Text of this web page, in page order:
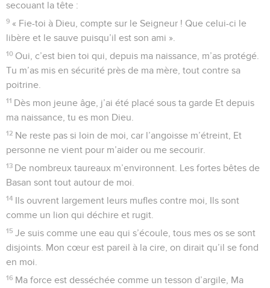
Seuls les Évangiles sont disponibles en vidéo pour le moment.
Le Seigneur est mon berger
1 Au chef de chœur. Psaume de David. Sur l’air de « Biche de
l’aurore ».
2 Mon Dieu, mon Dieu, pourquoi m’as-tu abandonné ? Que
tu es loin ! Sourd à tous mes gémissements, Pourquoi, mon
Dieu, ne viens-tu pas me secourir ?
3 Pendant le jour, j’appelle : tu ne réponds pas. Je crie, la
nuit, sans trouver le moindre répit.
4 N’es-tu pas saint, toi qui règnes en ton sanctuaire
Environné de la louange d’Israël ?
5 En toi aussi, nos pères ont mis leur confiance. Tu as été
celui qui les a délivrés.
6 Ils ont crié vers toi, ils ont été sauvés, Ils ont compté sur
toi : aucun ne fut déçu.